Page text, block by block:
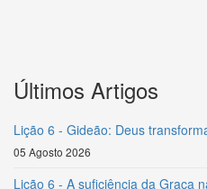
Últimos Artigos
Lição 6 - Gideão: Deus
05 Agosto 2026
Lição 6 - A suficiência da Graça